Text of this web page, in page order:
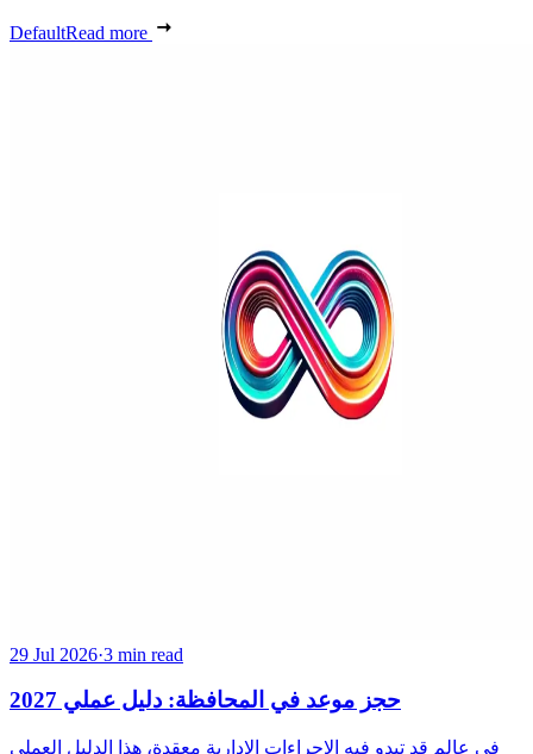
DefaultRead more
29 Jul 2026·3 min read
حجز موعد في المحافظة: دليل عملي 2027
في عالم قد تبدو فيه الإجراءات الإدارية معقدة، هذا الدليل العملي